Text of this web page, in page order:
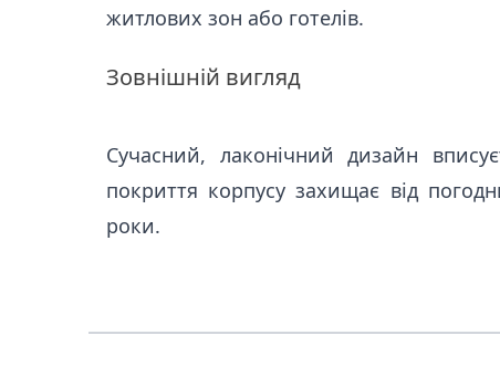
житлових зон або готелів.
Зовнішній вигляд
Сучасний, лаконічний дизайн
покриття корпусу захищає від
роки.